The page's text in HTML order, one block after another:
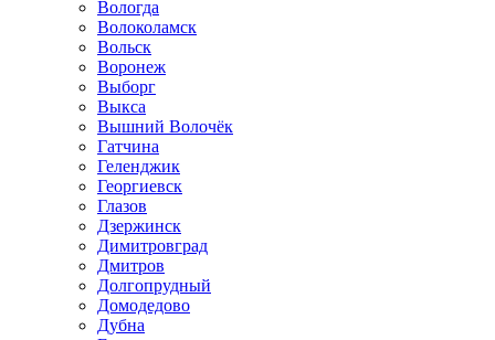
Вологда
Волоколамск
Вольск
Воронеж
Выборг
Выкса
Вышний Волочёк
Гатчина
Геленджик
Георгиевск
Глазов
Дзержинск
Димитровград
Дмитров
Долгопрудный
Домодедово
Дубна